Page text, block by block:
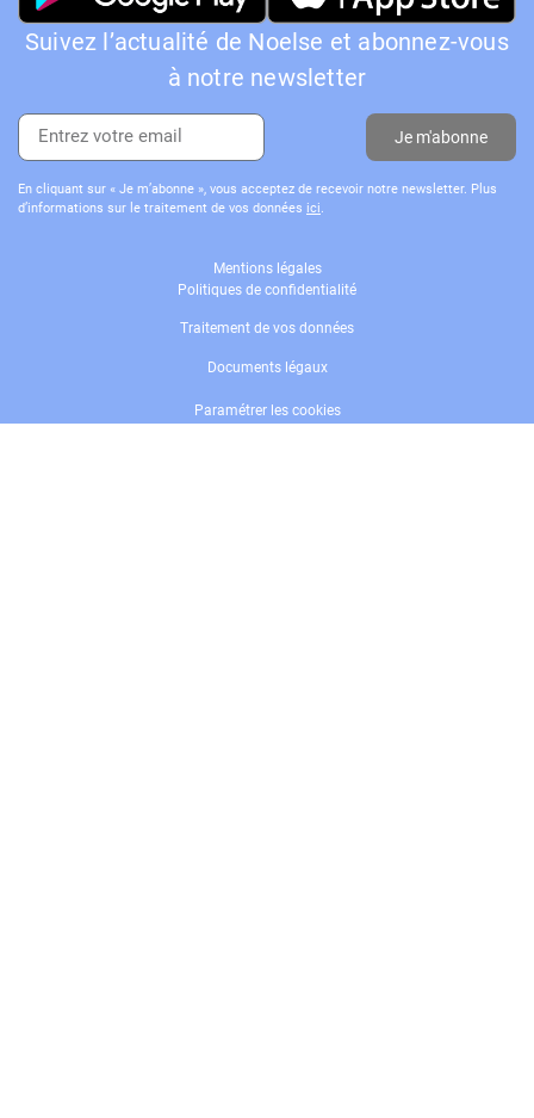
Suivez l’actualité de Noelse et abonnez-vous
à notre newsletter
Je m'abonne
En cliquant sur « Je m’abonne », vous acceptez de recevoir notre newsletter. Plus
d’informations sur le traitement de vos données ici
Mentions légales
Politiques de confidentialité
Traitement de vos données
Documents légaux
Paramétrer les cookies